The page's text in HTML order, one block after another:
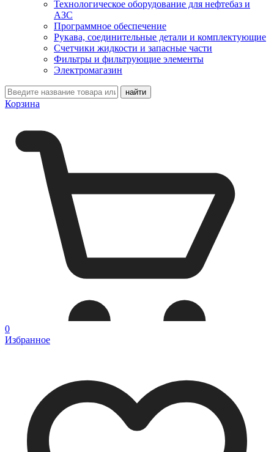
Технологическое оборудование для нефтебаз и
АЗС
Программное обеспечение
Рукава, соединительные детали и комплектующие
Счетчики жидкости и запасные части
Фильтры и фильтрующие элементы
Электромагазин
Корзина
0
Избранное